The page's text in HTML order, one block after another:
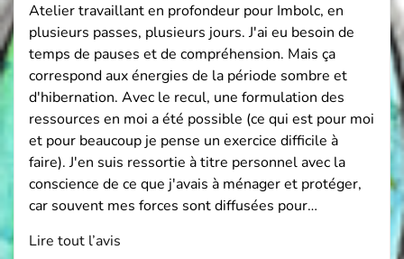
Atelier travaillant en profondeur pour Imbolc, en
plusieurs passes, plusieurs jours. J'ai eu besoin de
temps de pauses et de compréhension. Mais ça
correspond aux énergies de la période sombre et
d'hibernation. Avec le recul, une formulation des
ressources en moi a été possible (ce qui est pour moi
et pour beaucoup je pense un exercice difficile à
faire). J'en suis ressortie à titre personnel avec la
conscience de ce que j'avais à ménager et protéger,
car souvent mes forces sont diffusées pour…
Lire tout l’avis